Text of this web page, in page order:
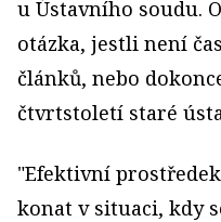
u Ústavního soudu.
otázka, jestli není
článků, nebo
čtvrtstoletí staré
"Efektivní
konat v situaci, kdy